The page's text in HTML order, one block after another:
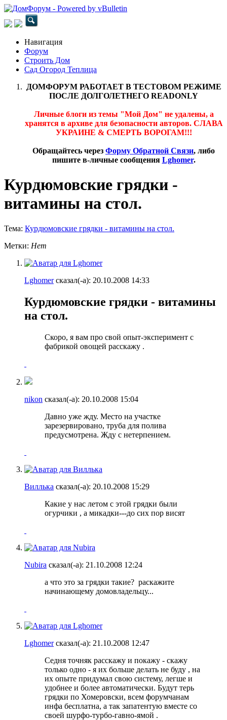
Навигация
Форум
Строить Дом
Сад Огород Теплица
ДОМФОРУМ РАБОТАЕТ В ТЕСТОВОМ РЕЖИМЕ
ПОСЛЕ ДОЛГОЛЕТНЕГО READONLY
Личные блоги из темы "Мой Дом" не удалены, а
хранятся в архиве для безопасности авторов. СЛАВА
УКРАИНЕ & СМЕРТЬ ВОРОГАМ!!!
Обращайтесь через Форму Обратной Связи, либо
пишите в-личные сообщения Lghomer.
Курдюмовские грядки -
витамины на стол.
Тема: Курдюмовские грядки - витамины на стол.
Метки: Нет
Lghomerсказал(-а): 20.10.2008 14:33
Курдюмовские грядки - витамины
на стол.
Скоро, я вам про свой опыт-эксперимент с
фабрикой овощей расскажу .
nikon сказал(-а): 20.10.2008 15:04
Давно уже жду. Место на участке
зарезервировано, труба для полива
предусмотрена. Жду с нетерпением.
Виллька сказал(-а): 20.10.2008 15:29
Какие у нас летом с этой грядки были
огурчики , а микадки---до сих пор висят
Nubira сказал(-а): 21.10.2008 12:24
а что это за грядки такие? раскажите
начинающему домовладельцу...
Lghomerсказал(-а): 21.10.2008 12:47
Седня точняк расскажу и покажу - скажу
только одно - я их больше делать не буду , на
их опыте придумал свою систему, легше и
удобнее и более автоматически. Будут терь
грядки по Хомеровски, всем форумчанам
инфа бесплатна, а так запатентую вместе со
своей шурфо-турбо-гавно-ямой .